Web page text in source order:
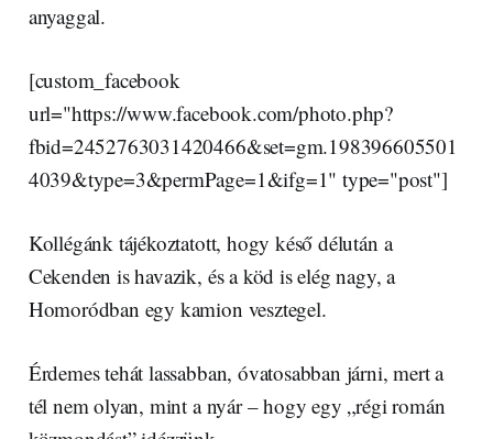
anyaggal.
[custom_facebook
url="https://www.facebook.com/photo.php?
fbid=2452763031420466&set=gm.198396605501
4039&type=3&permPage=1&ifg=1" type="post"]
Kollégánk tájékoztatott, hogy késő délután a
Cekenden is havazik, és a köd is elég nagy, a
Homoródban egy kamion vesztegel.
Érdemes tehát lassabban, óvatosabban járni, mert a
tél nem olyan, mint a nyár – hogy egy „régi román